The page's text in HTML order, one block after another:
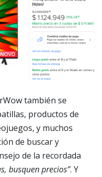
también se
productos de
y muchos
de buscar y
de la recordada
busquen precios”. Y